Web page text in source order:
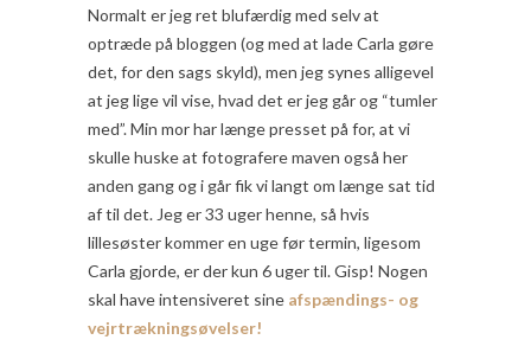
Normalt er jeg ret blufærdig med selv at
optræde på bloggen (og med at lade Carla gøre
det, for den sags skyld), men jeg synes alligevel
at jeg lige vil vise, hvad det er jeg går og “tumler
med”. Min mor har længe presset på for, at vi
skulle huske at fotografere maven også her
anden gang og i går fik vi langt om længe sat tid
af til det. Jeg er 33 uger henne, så hvis
lillesøster kommer en uge før termin, ligesom
Carla gjorde, er der kun 6 uger til. Gisp! Nogen
skal have intensiveret sine afspændings- og
vejrtrækningsøvelser!